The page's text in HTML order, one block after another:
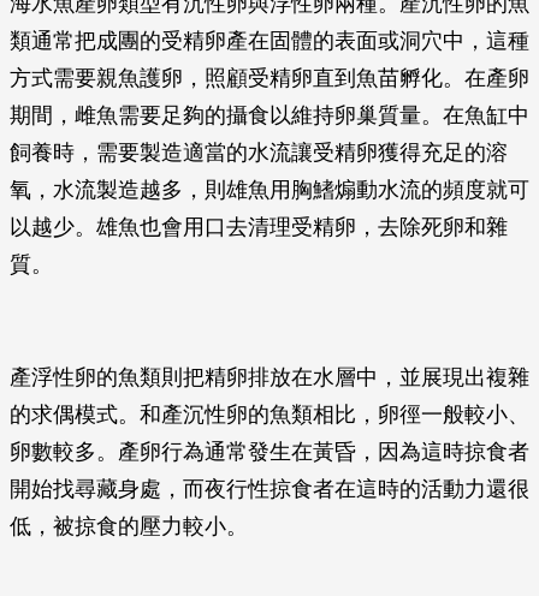
類通常把成團的受精卵產在固體的表面或洞穴中，這種
方式需要親魚護卵，照顧受精卵直到魚苗孵化。在產卵
期間，雌魚需要足夠的攝食以維持卵巢質量。在魚缸中
飼養時，需要製造適當的水流讓受精卵獲得充足的溶
氧，水流製造越多，則雄魚用胸鰭煽動水流的頻度就可
以越少。雄魚也會用口去清理受精卵，去除死卵和雜
質。
產浮性卵的魚類則把精卵排放在水層中，並展現出複雜
的求偶模式。和產沉性卵的魚類相比，卵徑一般較小、
卵數較多。產卵行為通常發生在黃昏，因為這時掠食者
開始找尋藏身處，而夜行性掠食者在這時的活動力還很
低，被掠食的壓力較小。